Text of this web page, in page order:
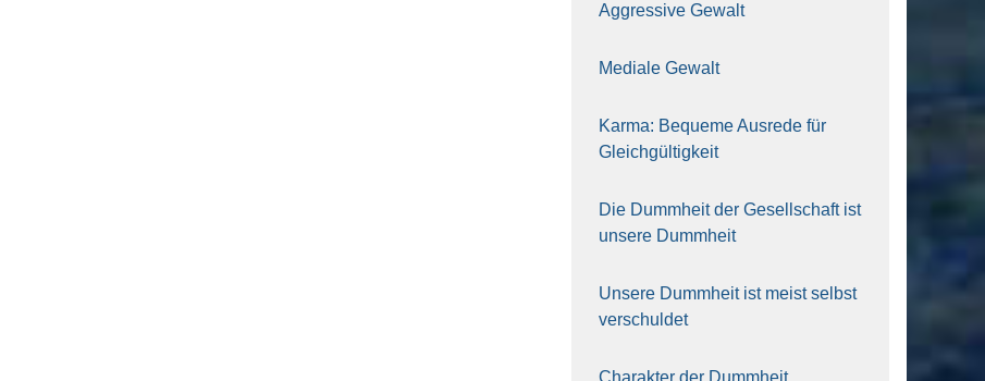
Aggres­si­ve Gewalt
Media­le Gewalt
Kar­ma: Beque­me Aus­re­de für
Gleich­gül­tig­keit
Die Dumm­heit der Gesell­schaft ist
unse­re Dumm­heit
Unse­re Dumm­heit ist meist selbst
ver­schul­det
Cha­rak­ter der Dumm­heit